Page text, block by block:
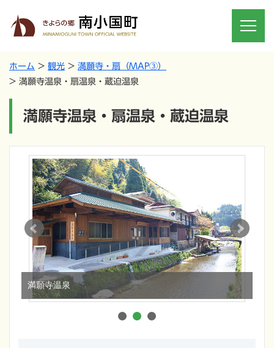
ホーム 観光
満願寺・扇（MAP③）
満願寺温泉・扇温泉・蔵迫温泉
満願寺温泉・扇温泉・蔵迫温泉
満願寺温泉